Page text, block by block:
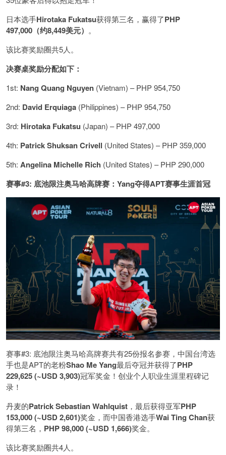
日本选手Hirotaka Fukatsu获得第三名，赢得了PHP
497,000（约8,449美元） 。
该比赛奖励圈共5人。
决赛桌奖励分配如下：
1st: Nang Quang Nguyen (Vietnam) – PHP 954,750
2nd: David Erquiaga (Philippines) – PHP 954,750
3rd: Hirotaka Fukatsu (Japan) – PHP 497,000
4th: Patrick Shuksan Crivell (United States) – PHP 359,000
5th: Angelina Michelle Rich (United States) – PHP 290,000
赛事#3: 底池限注奥马哈高牌赛：Yang夺得APT赛事生涯首冠
赛事#3: 底池限注奥马哈高牌赛共有25份报名参赛，中国台湾选
手也是APT的老粉Shao Me Yang最后夺冠并获得了PHP
229,625 (~USD 3,903)冠军奖金！创业个人职业生涯里程碑记
录！
丹麦的Patrick Sebastian Wahlquist ，最后获得亚军PHP
153,000 (~USD 2,601)奖金，而中国香港选手Wai Ting Chan获
得第三名， PHP 98,000 (~USD 1,666)奖金。
该比赛奖励圈共4人。